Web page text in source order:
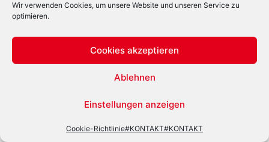
Wir verwenden Cookies, um unsere Website und unseren Service zu
optimieren.
Cookies akzeptieren
Ablehnen
Einstellungen anzeigen
Cookie-Richtlinie#KONTAKT#KONTAKT